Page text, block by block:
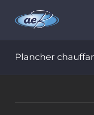
contenu
Plancher